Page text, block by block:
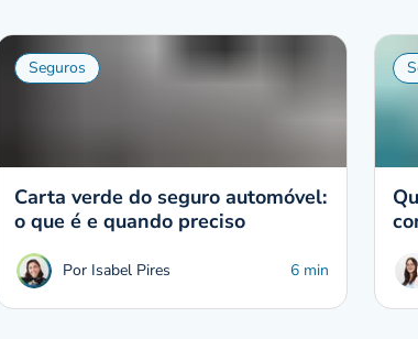
Seguros
Carta verde do seguro automóvel:
o que é e quando preciso
Por Isabel Pires 6 min